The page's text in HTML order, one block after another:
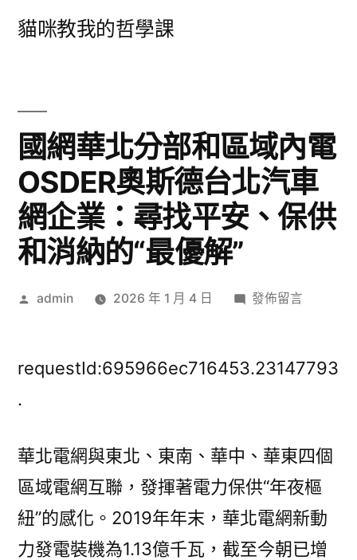
貓咪教我的哲學課
國網華北分部和區域內電
OSDER奧斯德台北汽車
網企業：尋找平安、保供
和消納的“最優解”
作
admin 2026 年 1 月 4 日
在
華
和
區
域
內
電
發佈留言
requestId:695966ec716453.23147793
.
華北電網與東北、東南、華中、華東四個
區域電網互聯，發揮著電力保供“年夜樞
紐”的感化。2019年年末，華北電網新動
力發電裝機為1.13億千瓦，截至今朝已增